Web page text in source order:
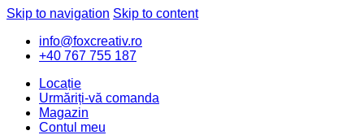
Skip to navigation Skip to content
info@foxcreativ.ro
+40 767 755 187
Locație
Urmăriți-vă comanda
Magazin
Contul meu